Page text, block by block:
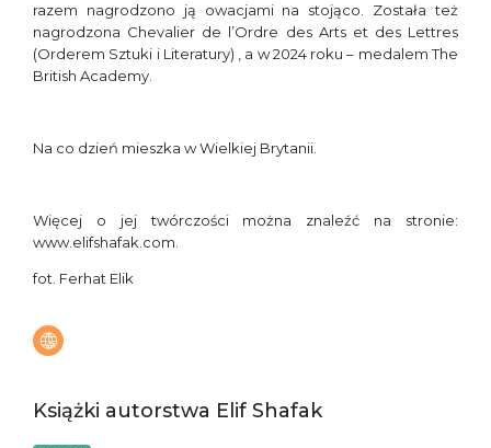
razem nagrodzono ją owacjami na stojąco. Została też
nagrodzona Chevalier de l’Ordre des Arts et des Lettres
(Orderem Sztuki i Literatury) , a w 2024 roku – medalem The
British Academy.
Na co dzień mieszka w Wielkiej Brytanii.
Więcej o jej twórczości można znaleźć na stronie:
www.elifshafak.com.
fot. Ferhat Elik
Książki autorstwa Elif Shafak